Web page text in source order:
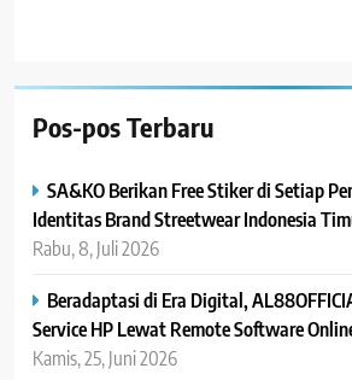
Pos-pos Terbaru
SA&KO Berikan Free Stiker di Setiap
Identitas Brand Streetwear Indonesia
Rabu, 8, Juli 2026
Beradaptasi di Era Digital,
Service HP Lewat Remote Software
Kamis, 25, Juni 2026